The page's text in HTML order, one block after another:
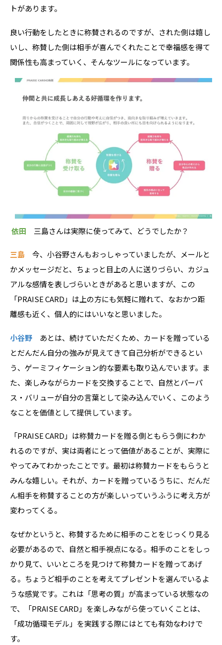
トがあります。
良い行動をしたときに称賛されるのですが、された側は嬉し
いし、称賛した側は相手が喜んでくれたことで幸福感を得て
関係性も高まっていく、そんなツールになっています。
依田 三島さんは実際に使ってみて、どうでしたか？
三島 今、小谷野さんもおっしゃっていましたが、メールと
かメッセージだと、ちょっと目上の人に送りづらい、カジュ
アルな感情を表しづらいときがあると思いますが、この
「PRAISE CARD」は上の方にも気軽に贈れて、なおかつ距
離感も近く、個人的にはいいなと思いました。
小谷野 あとは、続けていただくため、カードを贈っている
とだんだん自分の強みが見えてきて自己分析ができるとい
う、ゲーミフィケーション的な要素も取り込んでいます。ま
た、楽しみながらカードを交換することで、自然とパーパ
ス・バリューが自分の言葉として染み込んでいく、このよう
なことを価値として提供しています。
「PRAISE CARD」は称賛カードを贈る側ともらう側にわか
れるのですが、実は両者にとって価値があることが、実際に
やってみてわかったことです。最初は称賛カードをもらうと
みんな嬉しい。それが、カードを贈っているうちに、だんだ
ん相手を称賛することの方が楽しいっていうふうに考え方が
変わってくる。
なぜかというと、称賛するために相手のことをじっくり見る
必要があるので、自然と相手視点になる。相手のことをしっ
かり見て、いいところを見つけて称賛カードを贈ってあげ
る。ちょうど相手のことを考えてプレゼントを選んでいるよ
うな感覚です。これは「思考の質」が高まっている状態なの
で、「PRAISE CARD」を楽しみながら使っていくことは、
「成功循環モデル」を実践する際にはとても有効なわけで
す。